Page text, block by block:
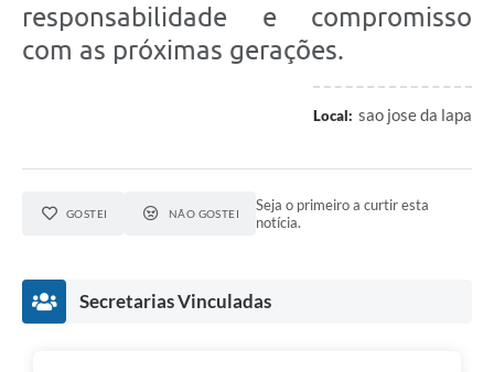
responsabilidade e compromisso
com as próximas gerações.
Local: sao jose da lapa
GOSTEI NÃO GOSTEI
Seja o primeiro a curtir esta
notícia.
Secretarias Vinculadas